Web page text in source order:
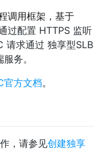
调用框架，基于
过配置 HTTPS 监听
请求通过 独享型SLB
务。
官方文档。
，请参见创建独享